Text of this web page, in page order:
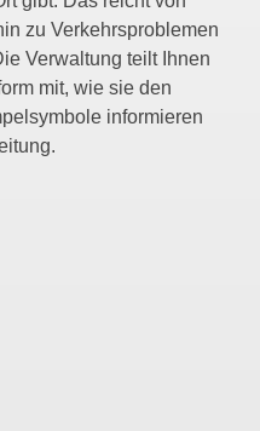
zu Verkehrsproblemen
Verwaltung teilt Ihnen
mit, wie sie den
informieren